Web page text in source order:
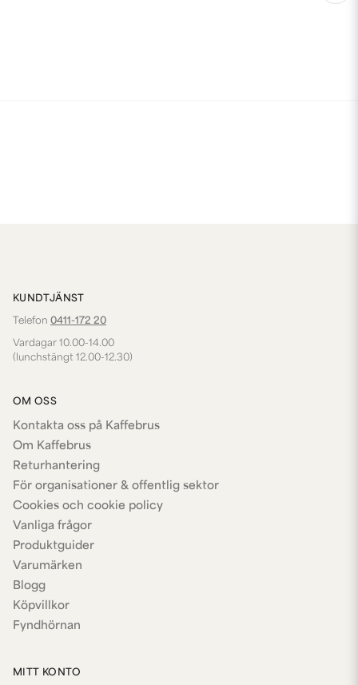
KUNDTJÄNST
Telefon 0411-172 20
Vardagar 10.00-14.00
(lunchstängt 12.00-12.30)
OM OSS
Kontakta oss på Kaffebrus
Om Kaffebrus
Returhantering
För organisationer & offentlig sektor
Cookies och cookie policy
Vanliga frågor
Produktguider
Varumärken
Blogg
Köpvillkor
Fyndhörnan
MITT KONTO